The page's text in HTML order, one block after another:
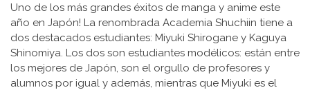
Uno de los más grandes éxitos de manga y anime este
año en Japón! La renombrada Academia Shuchiin tiene a
dos destacados estudiantes: Miyuki Shirogane y Kaguya
Shinomiya. Los dos son estudiantes modélicos: están entre
los mejores de Japón, son el orgullo de profesores y
alumnos por igual y además, mientras que Miyuki es el